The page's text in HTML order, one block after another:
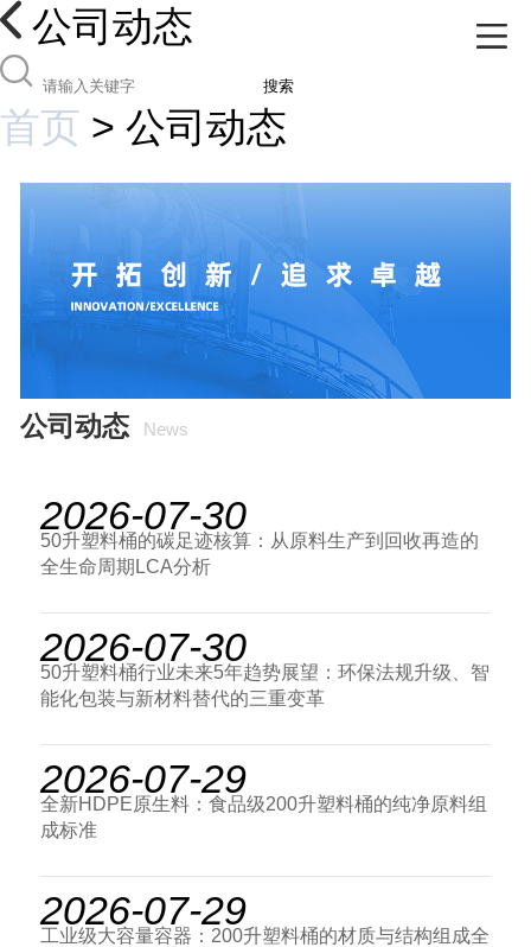
公司动态
搜索
首页 > 公司动态
公司动态 News
2026-07-30
50升塑料桶的碳足迹核算：从原料生产到回收再造的
全生命周期LCA分析
2026-07-30
50升塑料桶行业未来5年趋势展望：环保法规升级、智
能化包装与新材料替代的三重变革
2026-07-29
全新HDPE原生料：食品级200升塑料桶的纯净原料组
成标准
2026-07-29
工业级大容量容器：200升塑料桶的材质与结构组成全